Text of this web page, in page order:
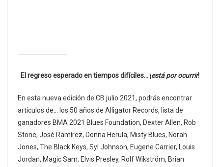
El regreso esperado en tiempos difíciles… ¡está por ocurrir!
En esta nueva edición de CB julio 2021, podrás encontrar
artículos de… los 50 años de Alligator Records, lista de
ganadores BMA 2021 Blues Foundation, Dexter Allen, Rob
Stone, José Ramírez, Donna Herula, Misty Blues, Norah
Jones, The Black Keys, Syl Johnson, Eugene Carrier, Louis
Jordan, Magic Sam, Elvis Presley, Rolf Wikström, Brian